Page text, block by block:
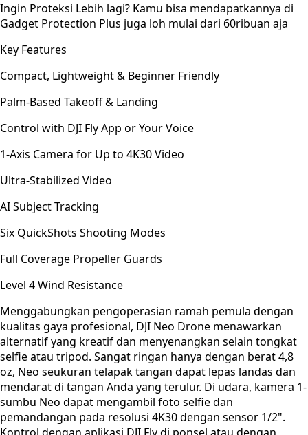
Ingin Proteksi Lebih lagi? Kamu bisa mendapatkannya di
Gadget Protection Plus juga loh mulai dari 60ribuan aja
Key Features
Compact, Lightweight & Beginner Friendly
Palm-Based Takeoff & Landing
Control with DJI Fly App or Your Voice
1-Axis Camera for Up to 4K30 Video
Ultra-Stabilized Video
AI Subject Tracking
Six QuickShots Shooting Modes
Full Coverage Propeller Guards
Level 4 Wind Resistance
Menggabungkan pengoperasian ramah pemula dengan
kualitas gaya profesional, DJI Neo Drone menawarkan
alternatif yang kreatif dan menyenangkan selain tongkat
selfie atau tripod. Sangat ringan hanya dengan berat 4,8
oz, Neo seukuran telapak tangan dapat lepas landas dan
mendarat di tangan Anda yang terulur. Di udara, kamera 1-
sumbu Neo dapat mengambil foto selfie dan
pemandangan pada resolusi 4K30 dengan sensor 1/2".